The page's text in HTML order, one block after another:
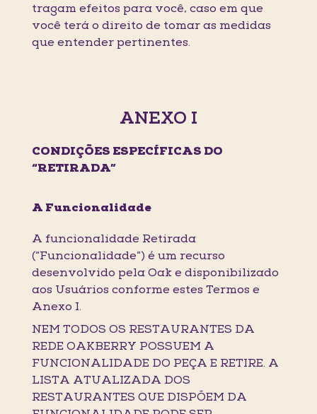
tragam efeitos para você, caso em que
você terá o direito de tomar as medidas
que entender pertinentes.
ANEXO I
CONDIÇÕES ESPECÍFICAS DO
“RETIRADA”
A Funcionalidade
A funcionalidade Retirada
(“Funcionalidade”) é um recurso
desenvolvido pela Oak e disponibilizado
aos Usuários conforme estes Termos e
Anexo I.
NEM TODOS OS RESTAURANTES DA
REDE OAKBERRY POSSUEM A
FUNCIONALIDADE DO PEÇA E RETIRE. A
LISTA ATUALIZADA DOS
RESTAURANTES QUE DISPÕEM DA